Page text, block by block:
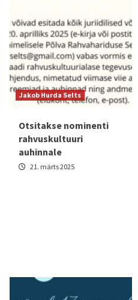
Jakob Hurda Selts
Otsitakse nominenti
rahvuskultuuri
auhinnale
21. märts 2025